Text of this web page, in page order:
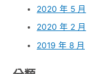
2020 年 5 月
2020 年 2 月
2019 年 8 月